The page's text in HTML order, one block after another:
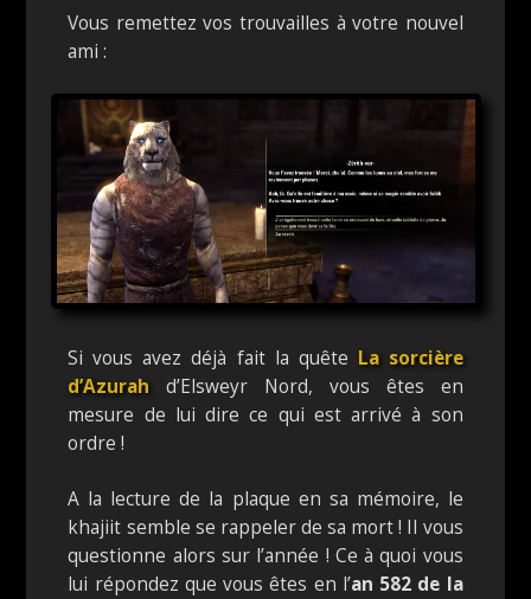
Vous remettez vos trouvailles à votre nouvel
ami :
Si vous avez déjà fait la quête La sorcière
d’Azurah d’Elsweyr Nord, vous êtes en
mesure de lui dire ce qui est arrivé à son
ordre !
A la lecture de la plaque en sa mémoire, le
khajiit semble se rappeler de sa mort ! Il vous
questionne alors sur l’année ! Ce à quoi vous
lui répondez que vous êtes en l’an 582 de la